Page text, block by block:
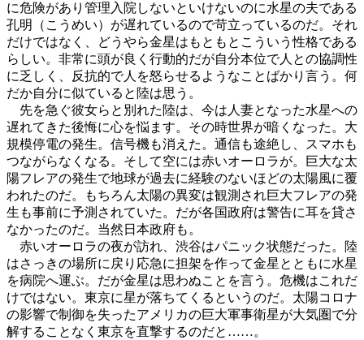
に危険があり管理入院しないといけないのに水星の夫である
孔明（こうめい）が遅れているので苛立っているのだ。それ
だけではなく、どうやら金星はもともとこういう性格である
らしい。非常に頭が良く行動的だが自分本位で人との協調性
に乏しく、反抗的で人を怒らせるようなことばかり言う。何
だか自分に似ていると陸は思う。
先を急ぐ彼女らと別れた陸は、今は人妻となった水星への
遅れてきた後悔に心を悩ます。その時世界が暗くなった。大
規模停電の発生。信号機も消えた。通信も途絶し、スマホも
つながらなくなる。そして空には赤いオーロラが。巨大な太
陽フレアの発生で地球が過去に経験のないほどの太陽風に覆
われたのだ。もちろん太陽の異変は観測され巨大フレアの発
生も事前に予測されていた。だが各国政府は警告に耳を貸さ
なかったのだ。当然日本政府も。
赤いオーロラの夜が訪れ、渋谷はパニック状態だった。陸
はさっきの場所に戻り応急に担架を作って金星とともに水星
を病院へ運ぶ。だが金星は思わぬことを言う。危機はこれだ
けではない。東京に星が落ちてくるというのだ。太陽コロナ
の影響で制御を失ったアメリカの巨大軍事衛星が大気圏で分
解することなく東京を直撃するのだと……。